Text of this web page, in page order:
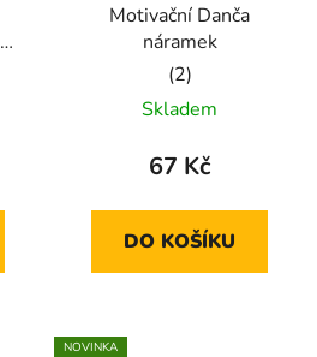
Motivační Danča
náramek
Průměrné
hodnocení
produktu
5,0
z
Skladem
67 Kč
DO KOŠÍKU
NOVINKA